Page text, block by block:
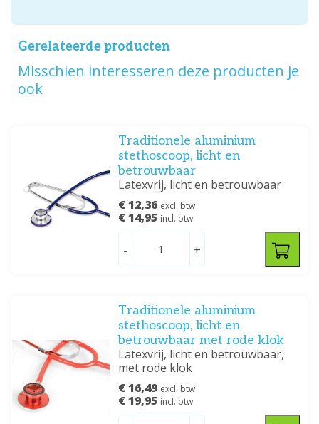
Gerelateerde producten
Misschien interesseren deze producten je
ook
Traditionele aluminium
stethoscoop, licht en
betrouwbaar
Latexvrij, licht en betrouwbaar
€ 12,36 excl. btw
€ 14,95 incl. btw
- +
Traditionele aluminium
stethoscoop, licht en
betrouwbaar met rode klok
Latexvrij, licht en betrouwbaar,
met rode klok
€ 16,49 excl. btw
€ 19,95 incl. btw